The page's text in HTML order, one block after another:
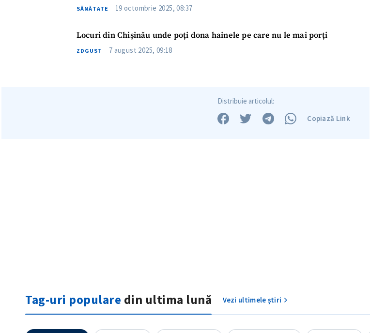
SĂNĂTATE 19 octombrie 2025, 08:37
Locuri din Chișinău unde poți dona hainele pe care nu le mai porți
ZDGUST 7 august 2025, 09:18
Distribuie articolul:
Copiază Link
Tag-uri populare din ultima lună Vezi ultimele știri
ȘTIREA MEA
Fotografie
+ Mesajul știrei